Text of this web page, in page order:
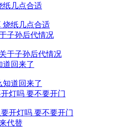
纸几点合适
子孙后代情况
道回来了
灯吗 要不要开门
代替